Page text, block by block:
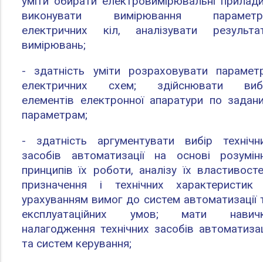
виконувати вимірювання
електричних кіл, аналізувати
вимірювань;
- здатність уміти розраховувати
електричних схем; здійснювати
елементів електронної апаратури по
параметрам;
- здатність аргументувати вибір
засобів автоматизації на основі
принципів їх роботи, аналізу їх
призначення і технічних
урахуванням вимог до систем автоматизації
експлуатаційних умов; мати
налагодження технічних засобів
та систем керування;